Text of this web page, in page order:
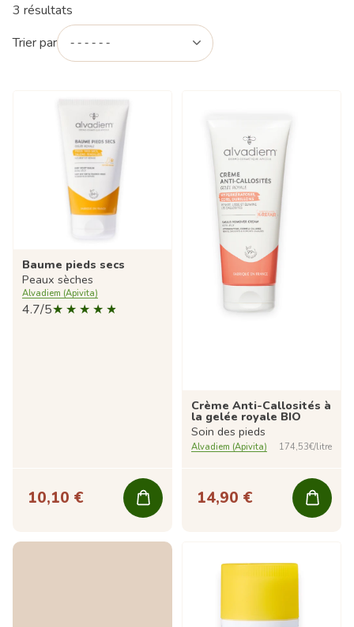
3 résultats
Trier par
Baume pieds secs
Peaux sèches
Alvadiem (Apivita)
4.7/5
10,10 €
Crème Anti-Callosités à
la gelée royale BIO
Soin des pieds
Alvadiem (Apivita) 174,53€/litre
14,90 €